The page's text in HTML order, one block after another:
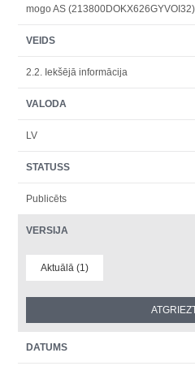
mogo AS (213800DOKX626GYVOI32)
VEIDS
2.2. Iekšējā informācija
VALODA
LV
STATUSS
Publicēts
VERSIJA
Aktuālā (1)
DATUMS